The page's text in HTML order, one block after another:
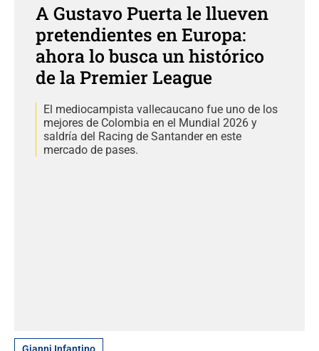
A Gustavo Puerta le llueven
pretendientes en Europa:
ahora lo busca un histórico
de la Premier League
El mediocampista vallecaucano fue uno de los
mejores de Colombia en el Mundial 2026 y
saldría del Racing de Santander en este
mercado de pases.